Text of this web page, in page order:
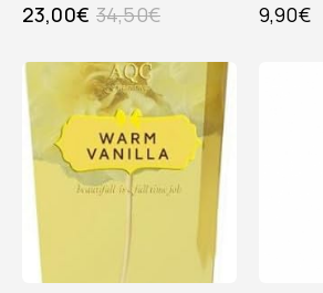
34,50€
23,00€ 9,90€